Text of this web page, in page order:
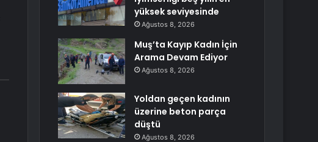
yüksek seviyesinde
Ağustos 8, 2026
Muş’ta Kayıp Kadın İçin
Arama Devam Ediyor
Ağustos 8, 2026
Yoldan geçen kadının
üzerine beton parça
düştü
Ağustos 8, 2026